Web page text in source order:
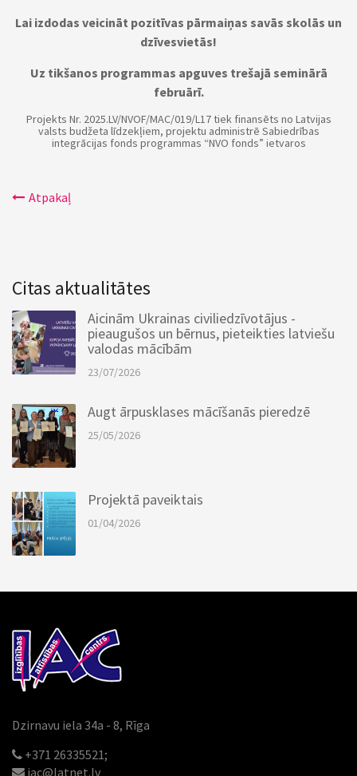
Lai izdodas veicināt pozitīvas pārmaiņas savās skolās un
dzīvesvietās!
Uz tikšanos programmas apguves trešajā seminārā
februārī.
Projekts Nr. 2025.LV/NVOF/MAC/019/L17 tiek finansēts no Latvijas
valsts budžeta līdzekļiem, projektu administrē Sabiedrības
integrācijas fonds programmas “NVO fonds” ietvaros
Atpakaļ
Citas aktualitātes
Aicinām Ukrainas civiliedzīvotājus -
pieaugušos un bērnus, pieteikties latviešu
valodas mācībām
23/07/2026
Augt ārpusklases mācīšanās pieredzē
25/05/2026
Projektā paveiktais
01/04/2026
Dzirnavu iela 34a - 8, Rīga
+371 26335521;
iac@latnet.lv